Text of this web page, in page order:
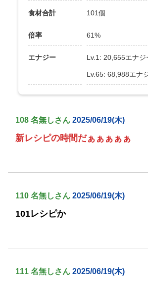
食材合計 101個
倍率 61%
エナジー Lv.1: 20,655エナジ
Lv.65: 68,988エナ
108 名無しさん 2025/06/19(木)
新レシピの時間だぁぁぁぁぁ
110 名無しさん 2025/06/19(木)
101レシピか
111 名無しさん 2025/06/19(木)